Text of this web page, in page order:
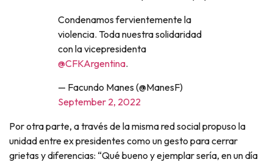
Condenamos fervientemente la
violencia. Toda nuestra solidaridad
con la vicepresidenta
@CFKArgentina.
— Facundo Manes (@ManesF)
September 2, 2022
Por otra parte, a través de la misma red social propuso la
unidad entre ex presidentes como un gesto para cerrar
grietas y diferencias: “Qué bueno y ejemplar sería, en un día